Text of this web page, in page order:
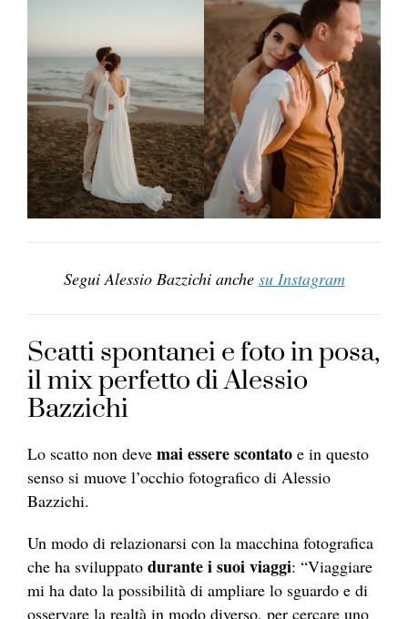
Segui Alessio Bazzichi anche su Instagram
Scatti spontanei e foto in posa,
il mix perfetto di Alessio
Bazzichi
Lo scatto non deve mai essere scontato e in questo
senso si muove l’occhio fotografico di Alessio
Bazzichi.
Un modo di relazionarsi con la macchina fotografica
che ha sviluppato durante i suoi viaggi: “Viaggiare
mi ha dato la possibilità di ampliare lo sguardo e di
osservare la realtà in modo diverso, per cercare uno